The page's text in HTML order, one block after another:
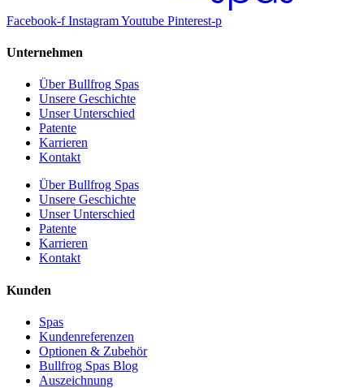
Facebook-f InstagramYoutube Pinterest-p
Unternehmen
Über Bullfrog Spas
Unsere Geschichte
Unser Unterschied
Patente
Karrieren
Kontakt
Über Bullfrog Spas
Unsere Geschichte
Unser Unterschied
Patente
Karrieren
Kontakt
Kunden
Spas
Kundenreferenzen
Optionen & Zubehör
Bullfrog Spas Blog
Auszeichnung